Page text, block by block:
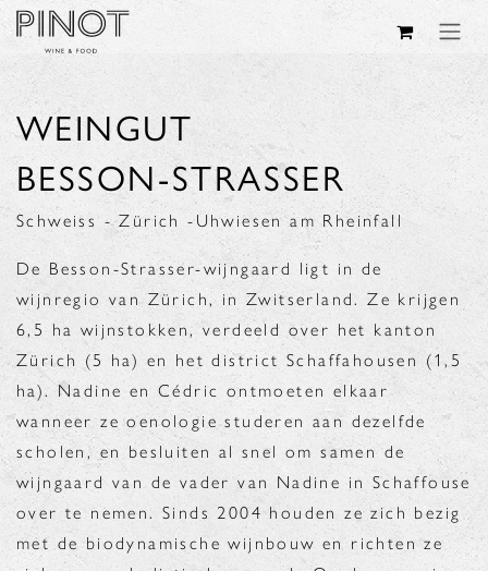
Overslaan naar inhoud
WEINGUT
BESSON-STRASSER
Schweiss - Zürich -Uhwiesen am Rheinfall
De Besson-Strasser-wijngaard ligt in de
wijnregio van Zürich, in Zwitserland. Ze krijgen
6,5 ha wijnstokken, verdeeld over het kanton
Zürich (5 ha) en het district Schaffahousen (1,5
ha). Nadine en Cédric ontmoeten elkaar
wanneer ze oenologie studeren aan dezelfde
scholen, en besluiten al snel om samen de
wijngaard van de vader van Nadine in Schaffouse
over te nemen. Sinds 2004 houden ze zich bezig
met de biodynamische wijnbouw en richten ze